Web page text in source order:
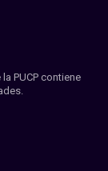
PUCP contiene